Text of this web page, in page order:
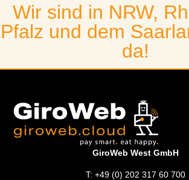
Wir sind in NRW,
Pfalz und dem
da!
GiroWeb West GmbH
T: +49 (0) 202 317 60 700